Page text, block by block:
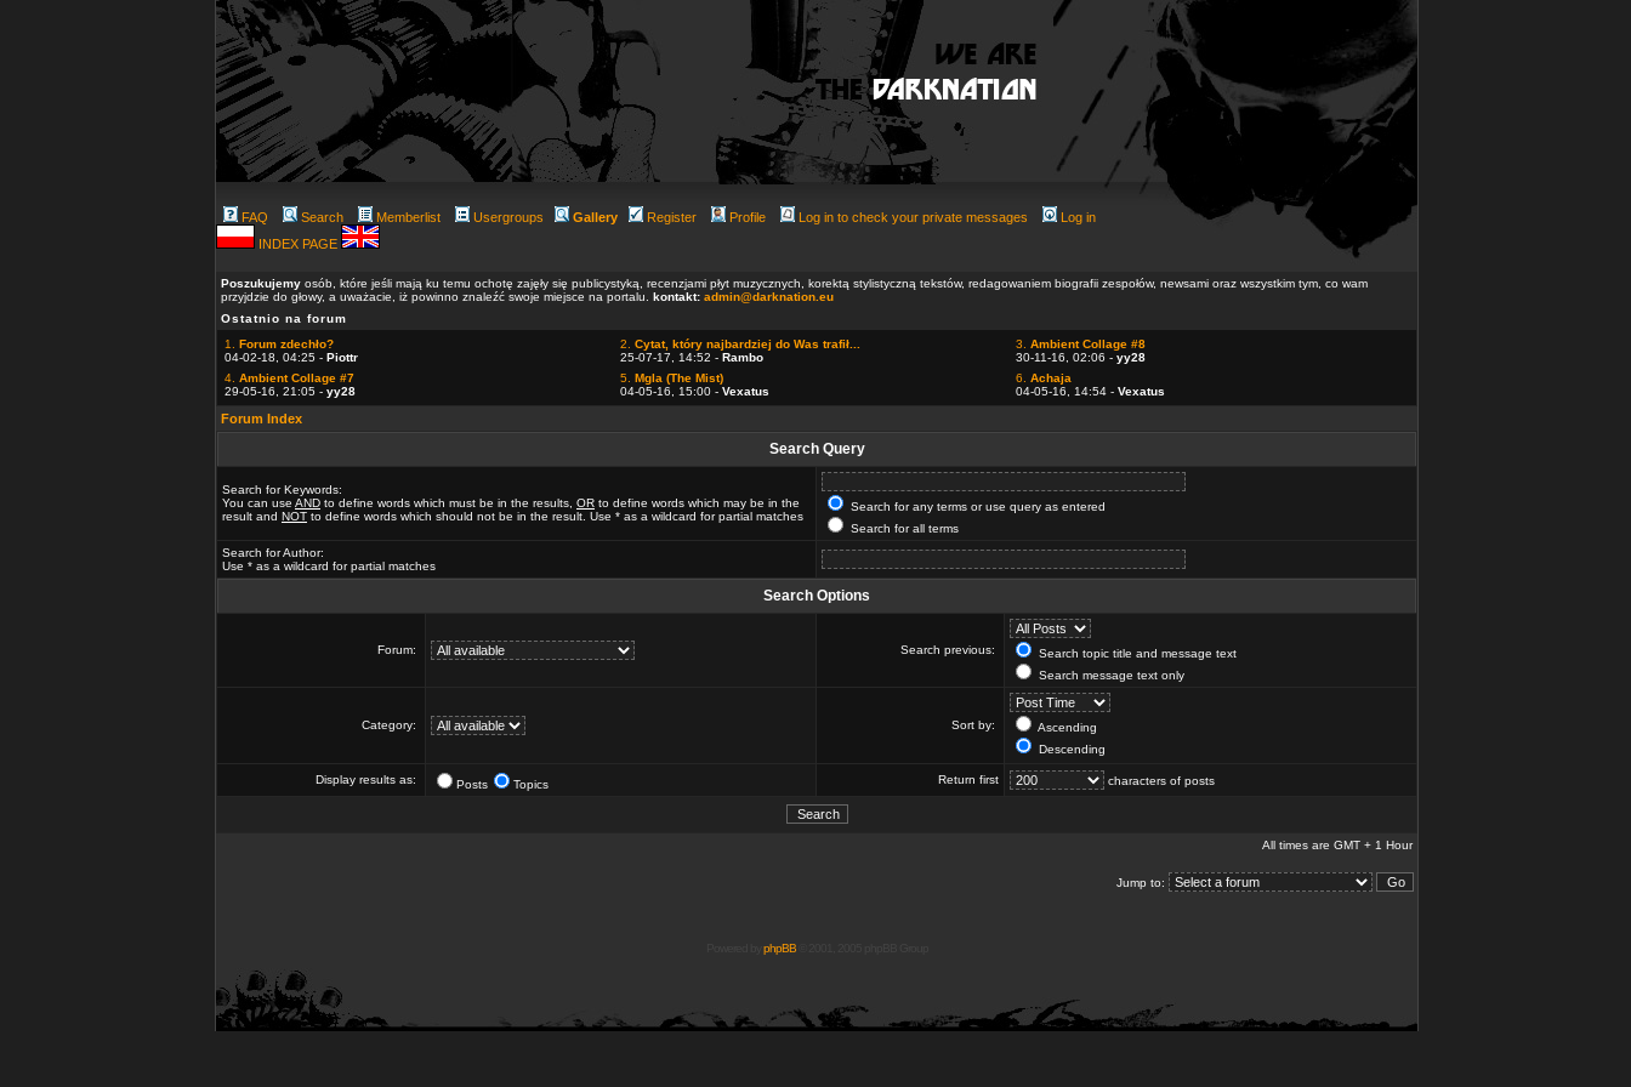
FAQ Search Memberlist Usergroups Gallery Register Profile Log in to check your private messages
Log in
INDEX PAGE
Poszukujemy osób, które jeśli mają ku temu ochotę zajęły się publicystyką, recenzjami płyt muzycznych, korektą stylistyczną tekstów, redagowaniem biografii zespołów, newsami oraz wszystkim tym, co wam
przyjdzie do głowy, a uważacie, iż powinno znaleźć swoje miejsce na portalu. kontakt: admin@darknation.eu
Ostatnio na forum
1. Forum zdechło?
04-02-18, 04:25 - Piottr
2. Cytat, który najbardziej do Was trafił...
25-07-17, 14:52 - Rambo
3. Ambient Collage #8
30-11-16, 02:06 - yy28
4. Ambient Collage #7
29-05-16, 21:05 - yy28
5. Mgla (The Mist)
04-05-16, 15:00 - Vexatus
6. Achaja
04-05-16, 14:54 - Vexatus
Forum Index
Search Query
Search for Keywords:
You can use AND to define words which must be in the results, OR to define words which may be in the
result and NOT to define words which should not be in the result. Use * as a wildcard for partial matches
Search for any terms or use query as entered
Search for all terms
Search for Author:
Use * as a wildcard for partial matches
Search Options
Forum: Search previous:
Search topic title and message text
Search message text only
Category: Sort by:
Ascending
Descending
Display results as: Posts Topics Return first characters of posts
All times are GMT + 1 Hour
Jump to:
phpBB© 2001, 2005 phpBB Group